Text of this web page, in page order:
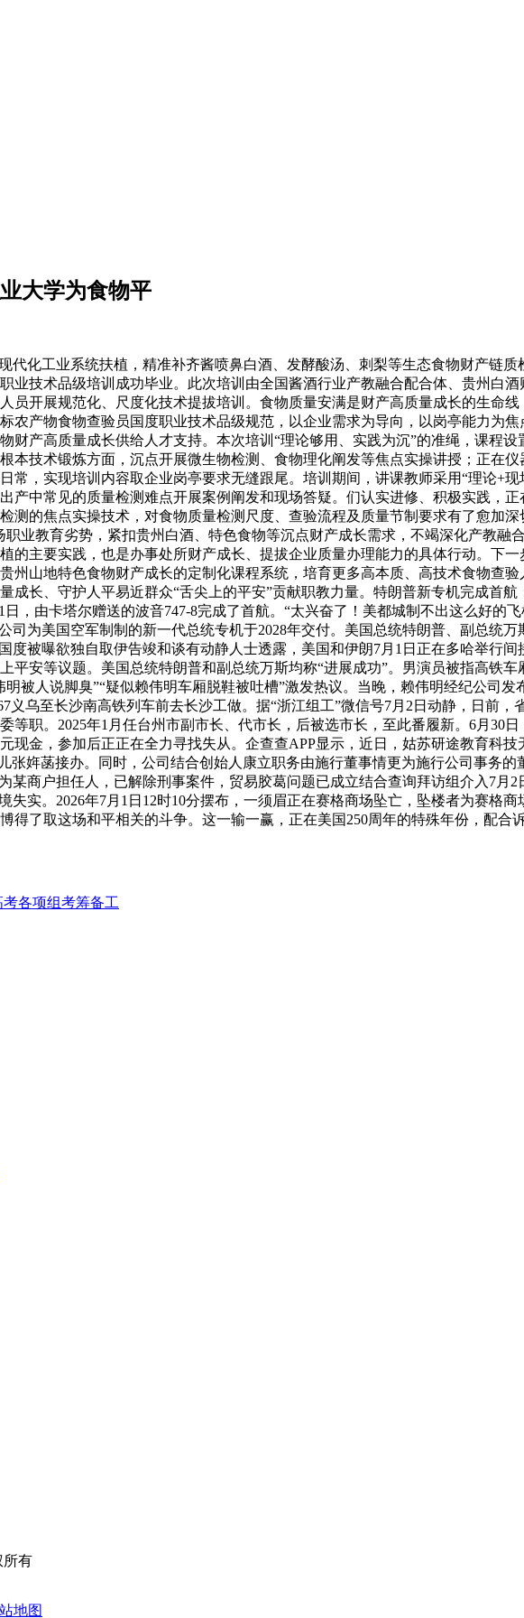
大学为食物平
化工业系统扶植，精准补齐酱喷鼻白酒、发酵酸汤、刺梨等生态食物财产链质
业技术品级培训成功毕业。此次培训由全国酱酒行业产教融合配合体、贵州白
员开展规范化、尺度化技术提拔培训。食物质量安满是财产高质量成长的生命
农产物食物查验员国度职业技术品级规范，以企业需求为导向，以岗亭能力为
财产高质量成长供给人才支持。本次培训“理论够用、实践为沉”的准绳，课程
本技术锻炼方面，沉点开展微生物检测、食物理化阐发等焦点实操讲授；正在
常，实现培训内容取企业岗亭要求无缝跟尾。培训期间，讲课教师采用“理论+
产中常见的质量检测难点开展案例阐发和现场答疑。们认实进修、积极实践，
测的焦点实操技术，对食物质量检测尺度、查验流程及质量节制要求有了愈加
业教育劣势，紧扣贵州白酒、特色食物等沉点财产成长需求，不竭深化产教融
的主要实践，也是办事处所财产成长、提拔企业质量办理能力的具体行动。下
州山地特色食物财产成长的定制化课程系统，培育更多高本质、高技术食物查
成长、守护人平易近群众“舌尖上的平安”贡献职教力量。特朗普新专机完成首
，由卡塔尔赠送的波音747-8完成了首航。“太兴奋了！美都城制不出这么好的
司为美国空军制制的新一代总统专机于2028年交付。美国总统特朗普、副总统
度被曝欲独自取伊告竣和谈有动静人士透露，美国和伊朗7月1日正在多哈举行
平安等议题。美国总统特朗普和副总统万斯均称“进展成功”。男演员被指高铁
被人说脚臭”“疑似赖伟明车厢脱鞋被吐槽”激发热议。当晚，赖伟明经纪公司
义乌至长沙南高铁列车前去长沙工做。据“浙江组工”微信号7月2日动静，日前
等职。2025年1月任台州市副市长、代市长，后被选市长，至此番履新。6月30
现金，参加后正正在全力寻找失从。企查查APP显示，近日，姑苏研途教育科
张姩菡接办。同时，公司结合创始人康立职务由施行董事情更为施行公司事务的
某商户担任人，已解除刑事案件，贸易胶葛问题已成立结合查询拜访组介入7月
失实。2026年7月1日12时10分摆布，一须眉正在赛格商场坠亡，坠楼者为赛格
得了取这场和平相关的斗争。这一输一赢，正在美国250周年的特殊年份，配合
考各项组考筹备工
所有
地图